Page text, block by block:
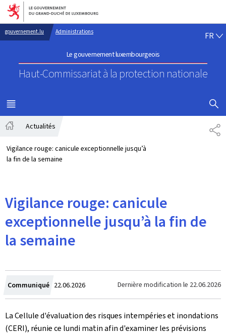
Aller au menu principal
Aller au contenu
gouvernement.lu Administrations
Le gouvernement luxembourgeois
Haut-Commissariat à la protection nationale
FR
MENU
PRINCIPAL
Actualités
Vigilance rouge: canicule exceptionnelle jusqu’à
la fin de la semaine
Vigilance rouge: canicule
exceptionnelle jusqu’à la fin de
la semaine
Communiqué Crée
le
22.06.2026 Dernière modification le 22.06.2026
La Cellule d'évaluation des risques intempéries et inondations
(CERI), réunie ce lundi matin afin d'examiner les prévisions